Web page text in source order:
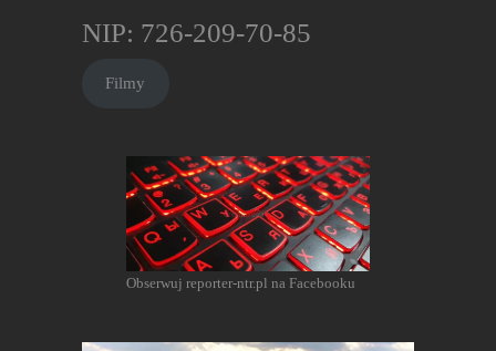
NIP: 726-209-70-85
Filmy
Obserwuj reporter-ntr.pl na Facebooku